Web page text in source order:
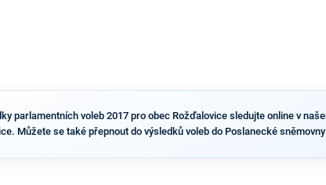
parlamentních voleb 2017 pro obec Rožďalovice sledujte online v
Můžete se také přepnout do výsledků voleb do Poslanecké